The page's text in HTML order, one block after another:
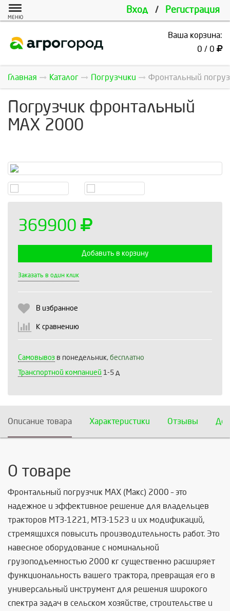
Вход / Регистрация
МЕНЮ
Ваша корзина:
0 / 0
Главная Каталог Погрузчики Фронтальный
Погрузчик фронтальный
MAX 2000
369900
Добавить в корзину
Заказать в один клик
В избранное
К сравнению
Самовывоз в понедельник, бесплатно
Транспортной компанией 1-5 д
Описание товара Характеристики Отзывы
О товаре
Фронтальный погрузчик MAX (Макс) 2000 – это
надежное и эффективное решение для владельцев
тракторов МТЗ-1221, МТЗ-1523 и их модификаций,
стремящихся повысить производительность работ. Это
навесное оборудование с номинальной
грузоподъемностью 2000 кг существенно расширяет
функциональность вашего трактора, превращая его в
универсальный инструмент для решения широкого
спектра задач в сельском хозяйстве, строительстве и